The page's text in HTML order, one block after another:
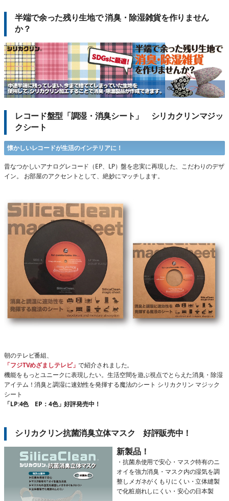
半端で余った残り生地で 消臭・除湿雑貨を作りません
か？
レコード盤型「調湿・消臭シート」 シリカクリンマジッ
クシート
懐かしいレコードが生活のインテリアに！
昔なつかしいアナログレコード（EP、LP）盤を忠実に再現した、こだわりのデザ
イン。 お部屋のアクセントとして、絶妙にマッチします。
朝のテレビ番組、
「フジTVめざましテレビ」で紹介されました。
機能をもっとユニークに表現したい。生活空間を遊ぶ視点でとらえた消臭・除湿
アイテム！消臭と調湿に速効性を発揮する魔法のシート シリカクリン マジック
シート
「LP:4色 EP：4色」好評発売中！
シリカクリン抗菌消臭立体マスク 好評販売中！
新製品！
・抗菌糸使用で安心・マスク特有のニ
オイを強力消臭・マスク内の湿気を調
整しメガネがくもりにくい・立体縫製
で化粧崩れしにくい・安心の日本製